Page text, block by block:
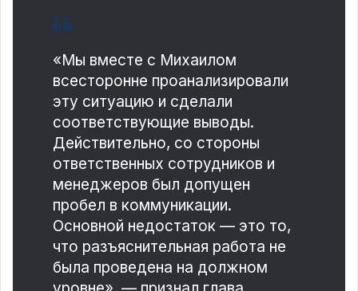
«Мы вместе с Михаилом
всесторонне проанализировали
эту ситуацию и сделали
соответствующие выводы.
Действительно, со стороны
ответственных сотрудников и
менеджеров был допущен
пробел в коммуникации.
Основной недостаток — это то,
что разъяснительная работа не
была проведена на должном